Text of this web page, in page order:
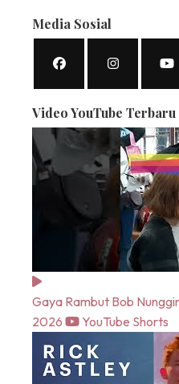
Media Sosial
Video YouTube Terbaru
Gaya Rambut Bob
2026
YouTube Shorts